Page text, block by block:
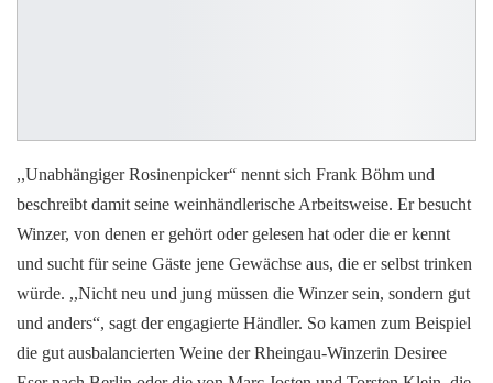
,,Unabhängiger Rosinenpicker“ nennt sich Frank Böhm und
beschreibt damit seine weinhändlerische Arbeitsweise. Er besucht
Winzer, von denen er gehört oder gelesen hat oder die er kennt
und sucht für seine Gäste jene Gewächse aus, die er selbst trinken
würde. ,,Nicht neu und jung müssen die Winzer sein, sondern gut
und anders“, sagt der engagierte Händler. So kamen zum Beispiel
die gut ausbalancierten Weine der Rheingau-Winzerin Desiree